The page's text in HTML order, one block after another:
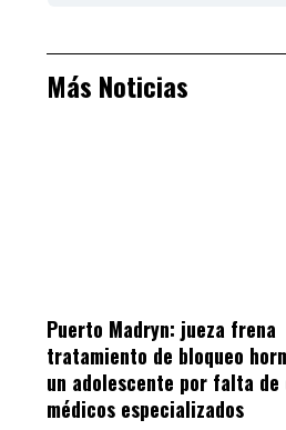
Más Noticias
Puerto Madryn: jueza frena
tratamiento de bloqueo
un adolescente por falta de
médicos especializados